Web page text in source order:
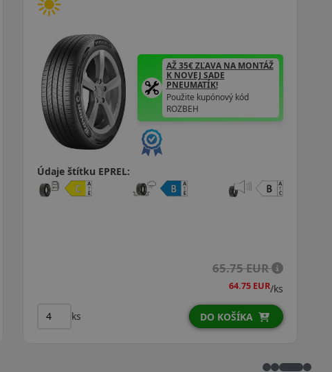
AŽ 35€ ZĽAVA NA MONTÁŽ
K NOVEJ SADE
PNEUMATÍK!
Použite kupónový kód
ROZBEH
Údaje štítku EPREL:
65.75 EUR
64.75 EUR/ks
ks DO KOŠÍKA